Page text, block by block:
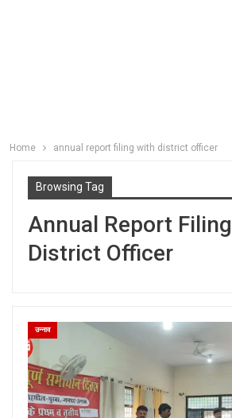
Home annual report filing with district officer
Browsing Tag
Annual Report
District Officer
उन्नाव